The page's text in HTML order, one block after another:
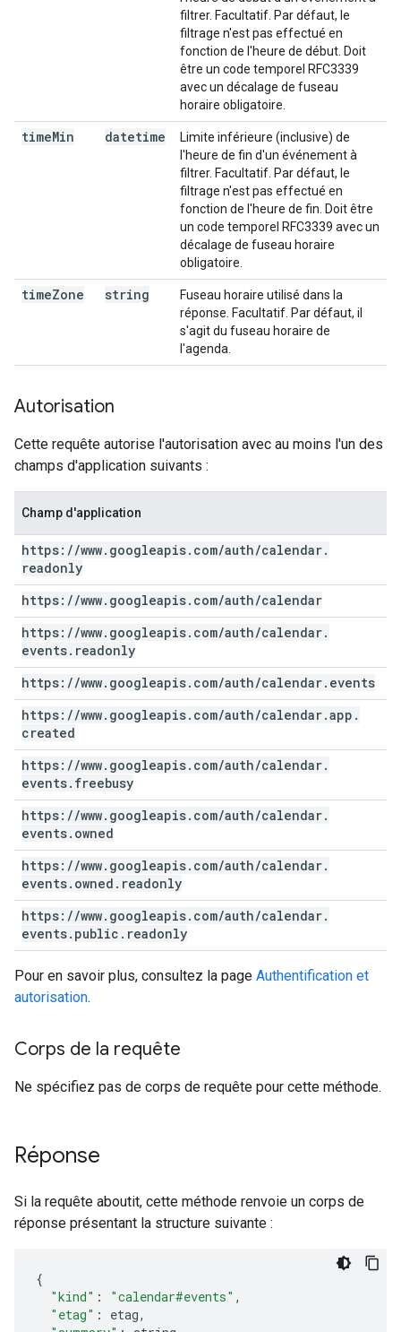
filtrer. Facultatif. Par défaut, le
filtrage n'est pas effectué en
fonction de l'heure de début. Doit
être un code temporel RFC3339
avec un décalage de fuseau
horaire obligatoire.
timeMin datetime
Limite inférieure (inclusive) de
l'heure de fin d'un événement à
filtrer. Facultatif. Par défaut, le
filtrage n'est pas effectué en
fonction de l'heure de fin. Doit être
un code temporel RFC3339 avec un
décalage de fuseau horaire
obligatoire.
timeZone string
Fuseau horaire utilisé dans la
réponse. Facultatif. Par défaut, il
s'agit du fuseau horaire de
l'agenda.
Autorisation
Cette requête autorise l'autorisation avec au moins l'un des
champs d'application suivants :
Champ d'application
https: //www. googleapis. com/auth/calendar.
readonly
https: //www. googleapis. com/auth/calendar
https: //www. googleapis. com/auth/calendar.
events. readonly
https: //www. googleapis. com/auth/calendar. events
https: //www. googleapis. com/auth/calendar.app .
created
https: //www. googleapis. com/auth/calendar.
events. freebusy
https: //www. googleapis. com/auth/calendar.
events. owned
https: //www. googleapis. com/auth/calendar.
events. owned . readonly
https: //www. googleapis. com/auth/calendar.
events. public . readonly
Pour en savoir plus, consultez la page Authentification et
autorisation.
Corps de la requête
Ne spécifiez pas de corps de requête pour cette méthode.
Réponse
Si la requête aboutit, cette méthode renvoie un corps de
réponse présentant la structure suivante :
"kind" : "calendar#events" ,
"etag" : etag,